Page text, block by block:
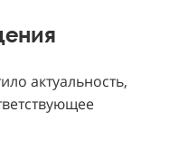
актуальность,